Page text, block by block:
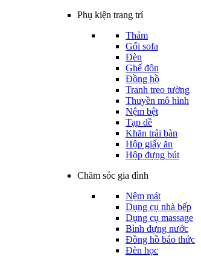
Phụ kiện trang trí
Thảm
Gối sofa
Đèn
Ghế đôn
Đồng hồ
Tranh treo tường
Thuyền mô hình
Nệm bệt
Tạp dề
Khăn trải bàn
Hộp giấy ăn
Hộp đựng bút
Chăm sóc gia đình
Nệm mát
Dụng cụ nhà bếp
Dụng cụ massage
Bình đựng nước
Đồng hồ báo thức
Đèn học